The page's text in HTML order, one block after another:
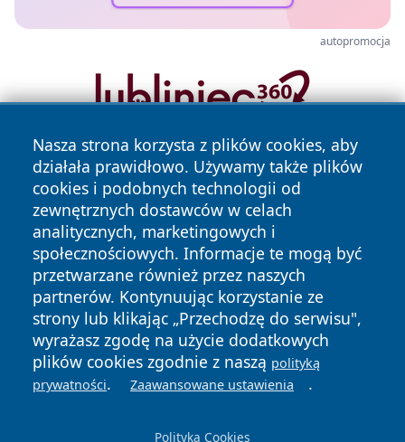
autopromocja
Nasza strona korzysta z plików cookies, aby
działała prawidłowo. Używamy także plików
cookies i podobnych technologii od
zewnętrznych dostawców w celach
analitycznych, marketingowych i
społecznościowych. Informacje te mogą być
przetwarzane również przez naszych
partnerów. Kontynuując korzystanie ze
strony lub klikając „Przechodzę do serwisu",
wyrażasz zgodę na użycie dodatkowych
plików cookies zgodnie z naszą polityką
prywatności. Zaawansowane ustawienia .
Polityka Cookies
Copyright © 2026 przemyslonline.pl Wszystkie prawa
zastrzeżone.
News Autorzy
Polityka
Prywatności
Polityka
Cookies